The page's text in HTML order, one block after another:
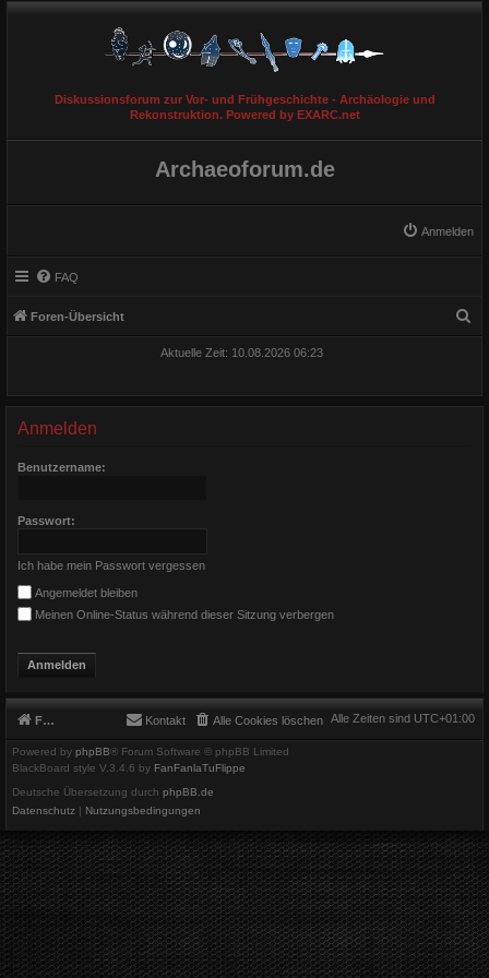
Diskussionsforum zur Vor- und Frühgeschichte - Archäologie und
Rekonstruktion. Powered by EXARC.net
Archaeoforum.de
Anmelden
FAQ
Foren-Übersicht
Aktuelle Zeit: 10.08.2026 06:23
Anmelden
Benutzername:
Passwort:
Ich habe mein Passwort vergessen
Angemeldet bleiben
Meinen Online-Status während dieser Sitzung verbergen
Foren-Übersicht Alle Zeiten sind UTC+01:00
Alle Cookies löschen
Kontakt
Powered by phpBB® Forum Software © phpBB Limited
BlackBoard style V.3.4.6 by FanFanlaTuFlippe
Deutsche Übersetzung durch phpBB.de
Datenschutz | Nutzungsbedingungen